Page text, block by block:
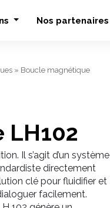
Nos partenaires
» Boucle magnétique
LH102
Il s’agit d’un système
directement
clé pour fluidifier et
facilement.